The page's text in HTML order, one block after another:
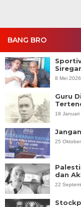
BANG BRO
Siregar
8 Mei
Guru
18 Januari
25
dan
22